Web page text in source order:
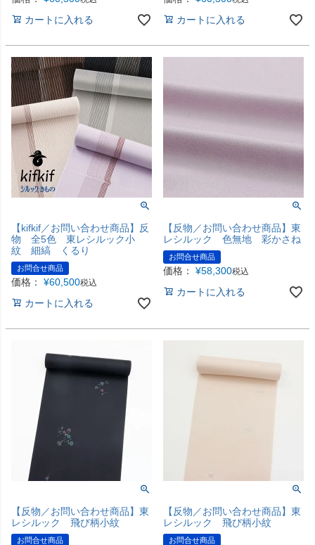
カートに入れる カートに入れる
【kifkif／お問い合わせ商品】反
物 全5色 東レシルック小
紋 細縞 くるり
お問合せ商品
価格： ¥60,500税込
カートに入れる
【反物／お問い合わせ商品】東
レシルック 色無地 彩かさね
お問合せ商品
価格： ¥58,300税込
カートに入れる
【反物／お問い合わせ商品】東
レシルック 飛び柄小紋
お問合せ商品
【反物／お問い合わせ商品】東
レシルック 飛び柄小紋
お問合せ商品